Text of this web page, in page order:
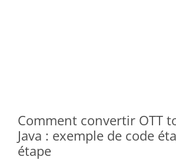
Comment convertir OTT
Java : exemple de code
étape